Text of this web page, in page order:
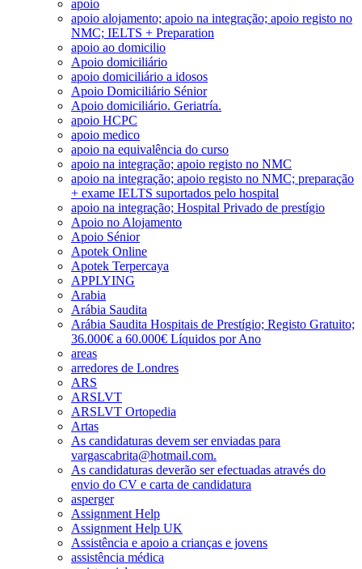
apoio
apoio alojamento; apoio na integração; apoio registo no
NMC; IELTS + Preparation
apoio ao domicilio
Apoio domiciliário
apoio domiciliário a idosos
Apoio Domiciliário Sénior
Apoio domiciliário. Geriatría.
apoio HCPC
apoio medico
apoio na equivalência do curso
apoio na integração; apoio registo no NMC
apoio na integração; apoio registo no NMC; preparação
+ exame IELTS suportados pelo hospital
apoio na integração; Hospital Privado de prestígio
Apoio no Alojamento
Apoio Sénior
Apotek Online
Apotek Terpercaya
APPLYING
Arabia
Arábia Saudita
Arábia Saudita Hospitais de Prestígio; Registo Gratuito;
36.000€ a 60.000€ Líquidos por Ano
areas
arredores de Londres
ARS
ARSLVT
ARSLVT Ortopedia
Artas
As candidaturas devem ser enviadas para
vargascabrita@hotmail.com.
As candidaturas deverão ser efectuadas através do
envio do CV e carta de candidatura
asperger
Assignment Help
Assignment Help UK
Assistência e apoio a crianças e jovens
assistência médica